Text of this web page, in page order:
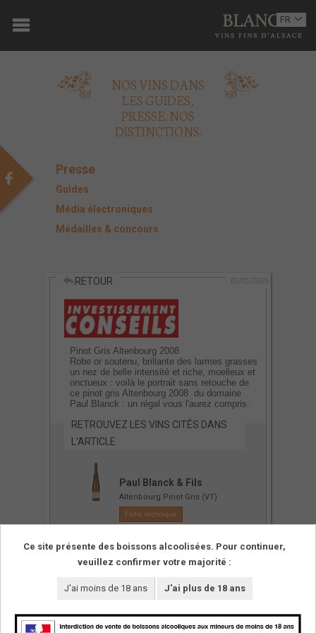
DOMAINE
OENOTOURISME
VINS
PRESSE
ACTUALITÉS
CONTACT
FR
EN
NOS VINS DANS
LES GUIDES,
PRESSE. NOS
DISTINCTIONS.
Presse
Guides
Média électroniques
Médailles & concours
RETOUR
Pinot Gris Altenbourg 2008
Robe or soutenu, brillante des larmes grasses
un nez de belle intensité et riche, moelleux et
onctueux : voilà le portrait sans retouche de
ce pinot gris Altenbourg 2008 du domaine
Paul Blanck : un régal vous l'aurez compris.
01/01/2015
RETROUVEZ LES VINS CITÉS DANS
L'ARTICLE
Paul Blanck & Fils
Altenbourg Pinot Gris (VT)
Fiche technique
Ce site présente des boissons alcoolisées. Pour continuer,
veuillez confirmer votre majorité :
J'ai moins de 18 ans J'ai plus de 18 ans